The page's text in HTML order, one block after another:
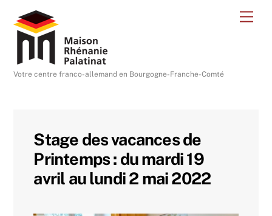
content
Votre centre franco-allemand en Bourgogne-Franche-Comté
Stage des vacances de
Printemps : du mardi 19
avril au lundi 2 mai 2022